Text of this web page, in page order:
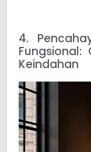
4.
Keindahan